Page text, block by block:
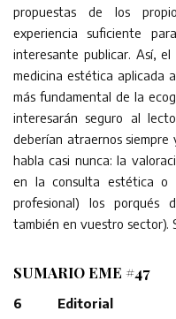
propuestas de los
experiencia suficiente
interesante publicar. Así,
medicina estética aplicada
más fundamental de la
interesarán seguro al
deberían atraernos siempre
habla casi nunca: la
en la consulta estética o
profesional) los porqués
también en vuestro sector).
SUMARIO EME #47
6 Editorial